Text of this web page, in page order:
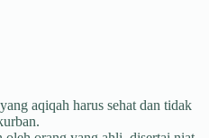
aqiqah harus sehat dan tidak